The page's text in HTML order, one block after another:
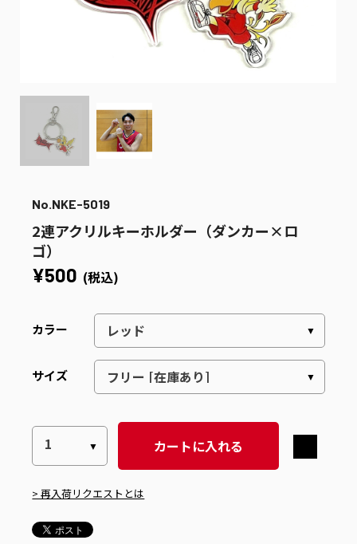
No.NKE-5019
2連アクリルキーホルダー（ダンカー×ロ
ゴ）
¥500 (税込)
カラー
サイズ
カートに入れる
> 再入荷リクエストとは